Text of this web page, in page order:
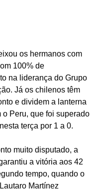
os hermanos com
100% de
na liderança do Grupo
Já os chilenos têm
e dividem a lanterna
o Peru, que foi superado
terça por 1 a 0.
muito disputado, a
a vitória aos 42
tempo, quando o
Martínez